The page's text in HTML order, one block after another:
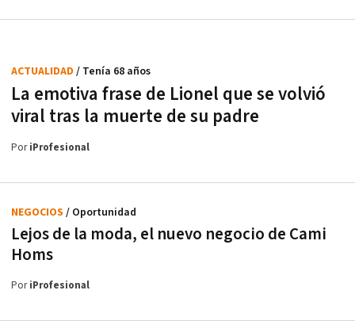
La emotiva frase de Lionel que se volvió
viral tras la muerte de su padre
ACTUALIDAD / Tenía 68 años
PoriProfesional
Lejos de la moda, el nuevo negocio de Cami
Homs
NEGOCIOS / Oportunidad
PoriProfesional